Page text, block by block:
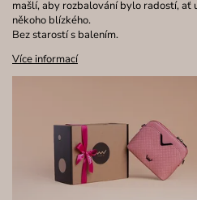
mašlí, aby rozbalování bylo radostí, ať
někoho blízkého.
Bez starostí s balením.
Více informací